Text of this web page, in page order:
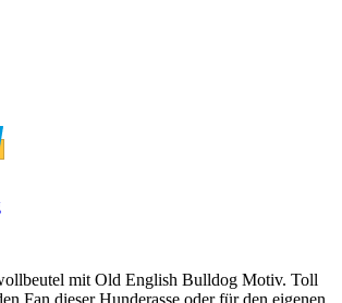
mit Old English Bulldog Motiv. Toll
Fan dieser Hunderasse oder für den eigenen